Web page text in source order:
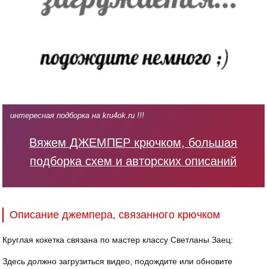
интересная подборка на kru4ok.ru !!!
Вяжем ДЖЕМПЕР крючком, большая
подборка схем и авторских описаний
Описание джемпера, связанного крючком
Круглая кокетка связана по мастер классу Светланы Заец:
Здесь должно загрузиться видео, подождите или обновите